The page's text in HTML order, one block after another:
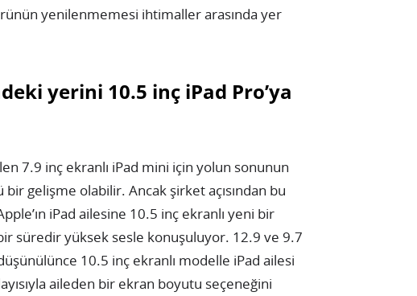
yenilenmemesi ihtimaller arasında yer
yerini 10.5 inç iPad Pro’ya
7.9 inç ekranlı iPad mini için yolun sonunun
gelişme olabilir. Ancak şirket açısından bu
iPad ailesine 10.5 inç ekranlı yeni bir
süredir yüksek sesle konuşuluyor. 12.9 ve 9.7
10.5 inç ekranlı modelle iPad ailesi
aileden bir ekran boyutu seçeneğini